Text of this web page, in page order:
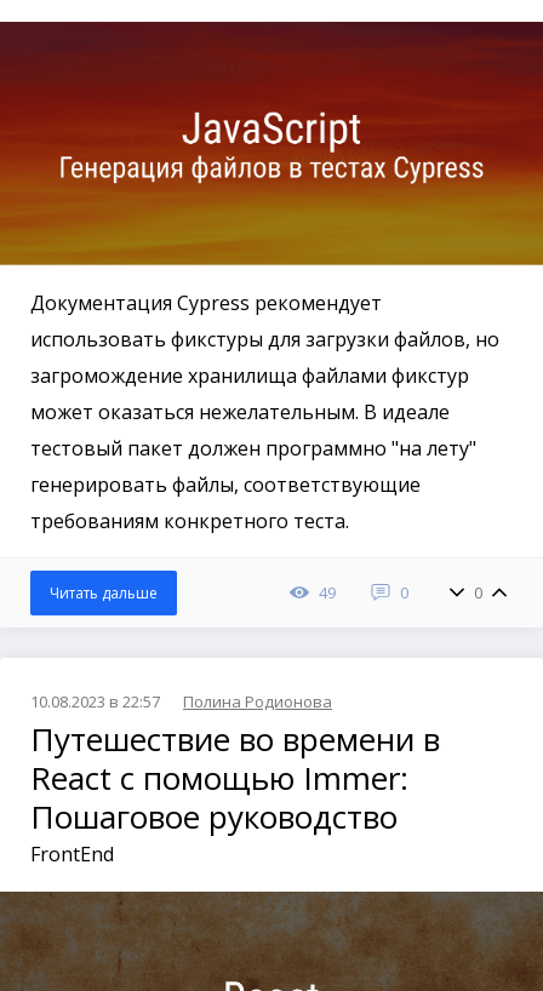
Документация Cypress рекомендует
использовать фикстуры для загрузки файлов, но
загромождение хранилища файлами фикстур
может оказаться нежелательным. В идеале
тестовый пакет должен программно "на лету"
генерировать файлы, соответствующие
требованиям конкретного теста.
49 0 0
Читать дальше
10.08.2023 в 22:57 Полина Родионова
Путешествие во времени в
React с помощью Immer:
Пошаговое руководство
FrontEnd